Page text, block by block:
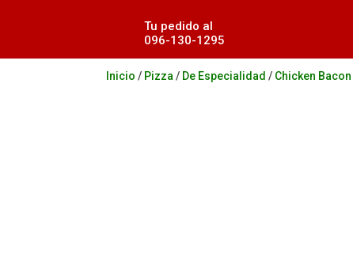
Tu pedido al
096-130-1295
Inicio / Pizza / De Especialidad / Chicken Bacon